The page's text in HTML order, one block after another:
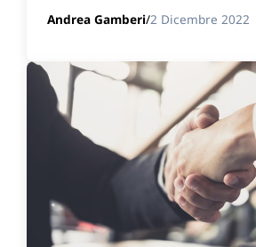
Andrea Gamberi/2 Dicembre 2022